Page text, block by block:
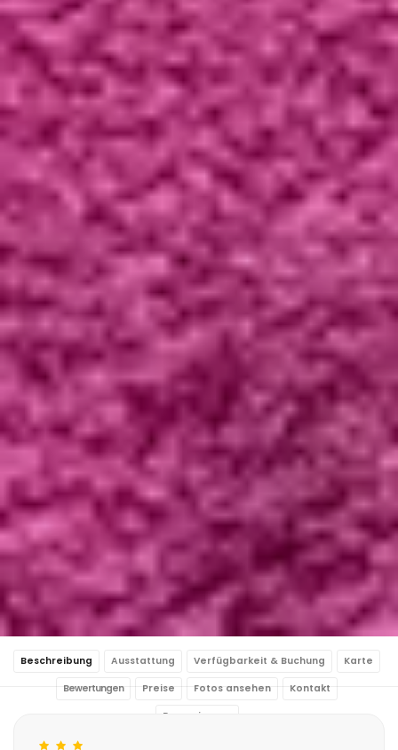
Beschreibung Ausstattung Verfügbarkeit & Buchung Karte
Bewertungen Preise Fotos ansehen Kontakt
Reservierung